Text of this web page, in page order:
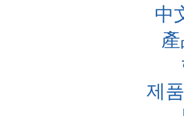
中
제